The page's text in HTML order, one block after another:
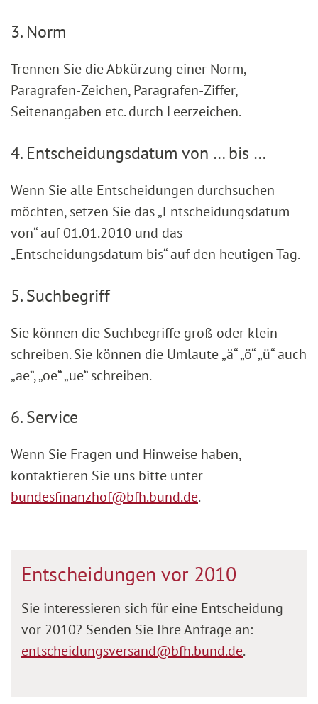
3. Norm
Trennen Sie die Abkürzung einer Norm,
Paragrafen-Zeichen, Paragrafen-Ziffer,
Seitenangaben etc. durch Leerzeichen.
4. Entscheidungsdatum von … bis …
Wenn Sie alle Entscheidungen durchsuchen
möchten, setzen Sie das „Entscheidungsdatum
von“ auf 01.01.2010 und das
„Entscheidungsdatum bis“ auf den heutigen Tag.
5. Suchbegriff
Sie können die Suchbegriffe groß oder klein
schreiben. Sie können die Umlaute „ä“ „ö“ „ü“ auch
„ae“, „oe“ „ue“ schreiben.
6. Service
Wenn Sie Fragen und Hinweise haben,
kontaktieren Sie uns bitte unter
bundesfinanzhof@bfh.bund.de.
Entscheidungen vor 2010
Sie interessieren sich für eine Entscheidung
vor 2010? Senden Sie Ihre Anfrage an:
entscheidungsversand@bfh.bund.de.